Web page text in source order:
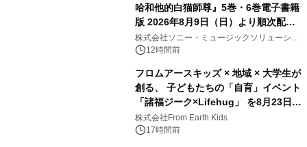
哈和他的白猫師尊』5巻・6巻電子書籍
版 2026年8月9日（日）より順次配信
開始
株式会社ソニー・ミュージックソリューショ
ンズ12時間前
フロムアースキッズ × 地域 × 大学生が
創る、 子どもたちの「自育」イベント
「諸福ジーク×Lifehug」 を8月23日
(日)開催
株式会社From Earth Kids
17時間前